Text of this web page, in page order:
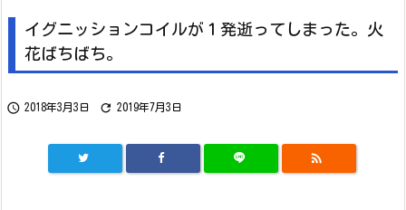
イグニッションコイルが１発逝ってしまった。火
花ばちばち。
 2018年3月3日  2019年7月3日
